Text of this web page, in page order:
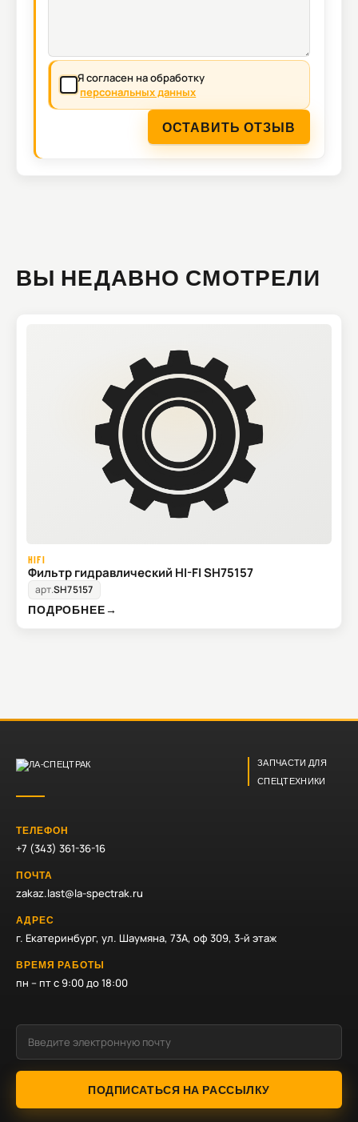
Я согласен на обработку
персональных данных
ОСТАВИТЬ ОТЗЫВ
ВЫ НЕДАВНО СМОТРЕЛИ
HIFI
Фильтр гидравлический HI-FI SH75157
арт.SH75157
ПОДРОБНЕЕ→
ЗАПЧАСТИ ДЛЯ
СПЕЦТЕХНИКИ
ТЕЛЕФОН
+7 (343) 361-36-16
ПОЧТА
zakaz.last@la-spectrak.ru
АДРЕС
г. Екатеринбург, ул. Шаумяна, 73А, оф 309, 3-й этаж
ВРЕМЯ РАБОТЫ
пн – пт с 9:00 до 18:00
ПОДПИСАТЬСЯ НА РАССЫЛКУ